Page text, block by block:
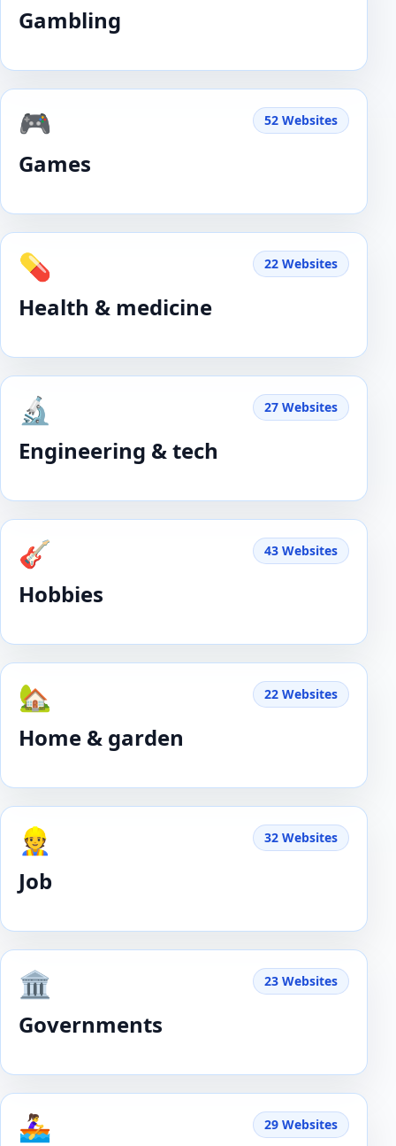
Gambling
🎮
Games
52 Websites
💊
Health & medicine
22 Websites
🔬
Engineering & tech
27 Websites
🎸
Hobbies
43 Websites
🏡
Home & garden
22 Websites
👷
Job
32 Websites
🏛️
Governments
23 Websites
🚣‍♀️ 29 Websites